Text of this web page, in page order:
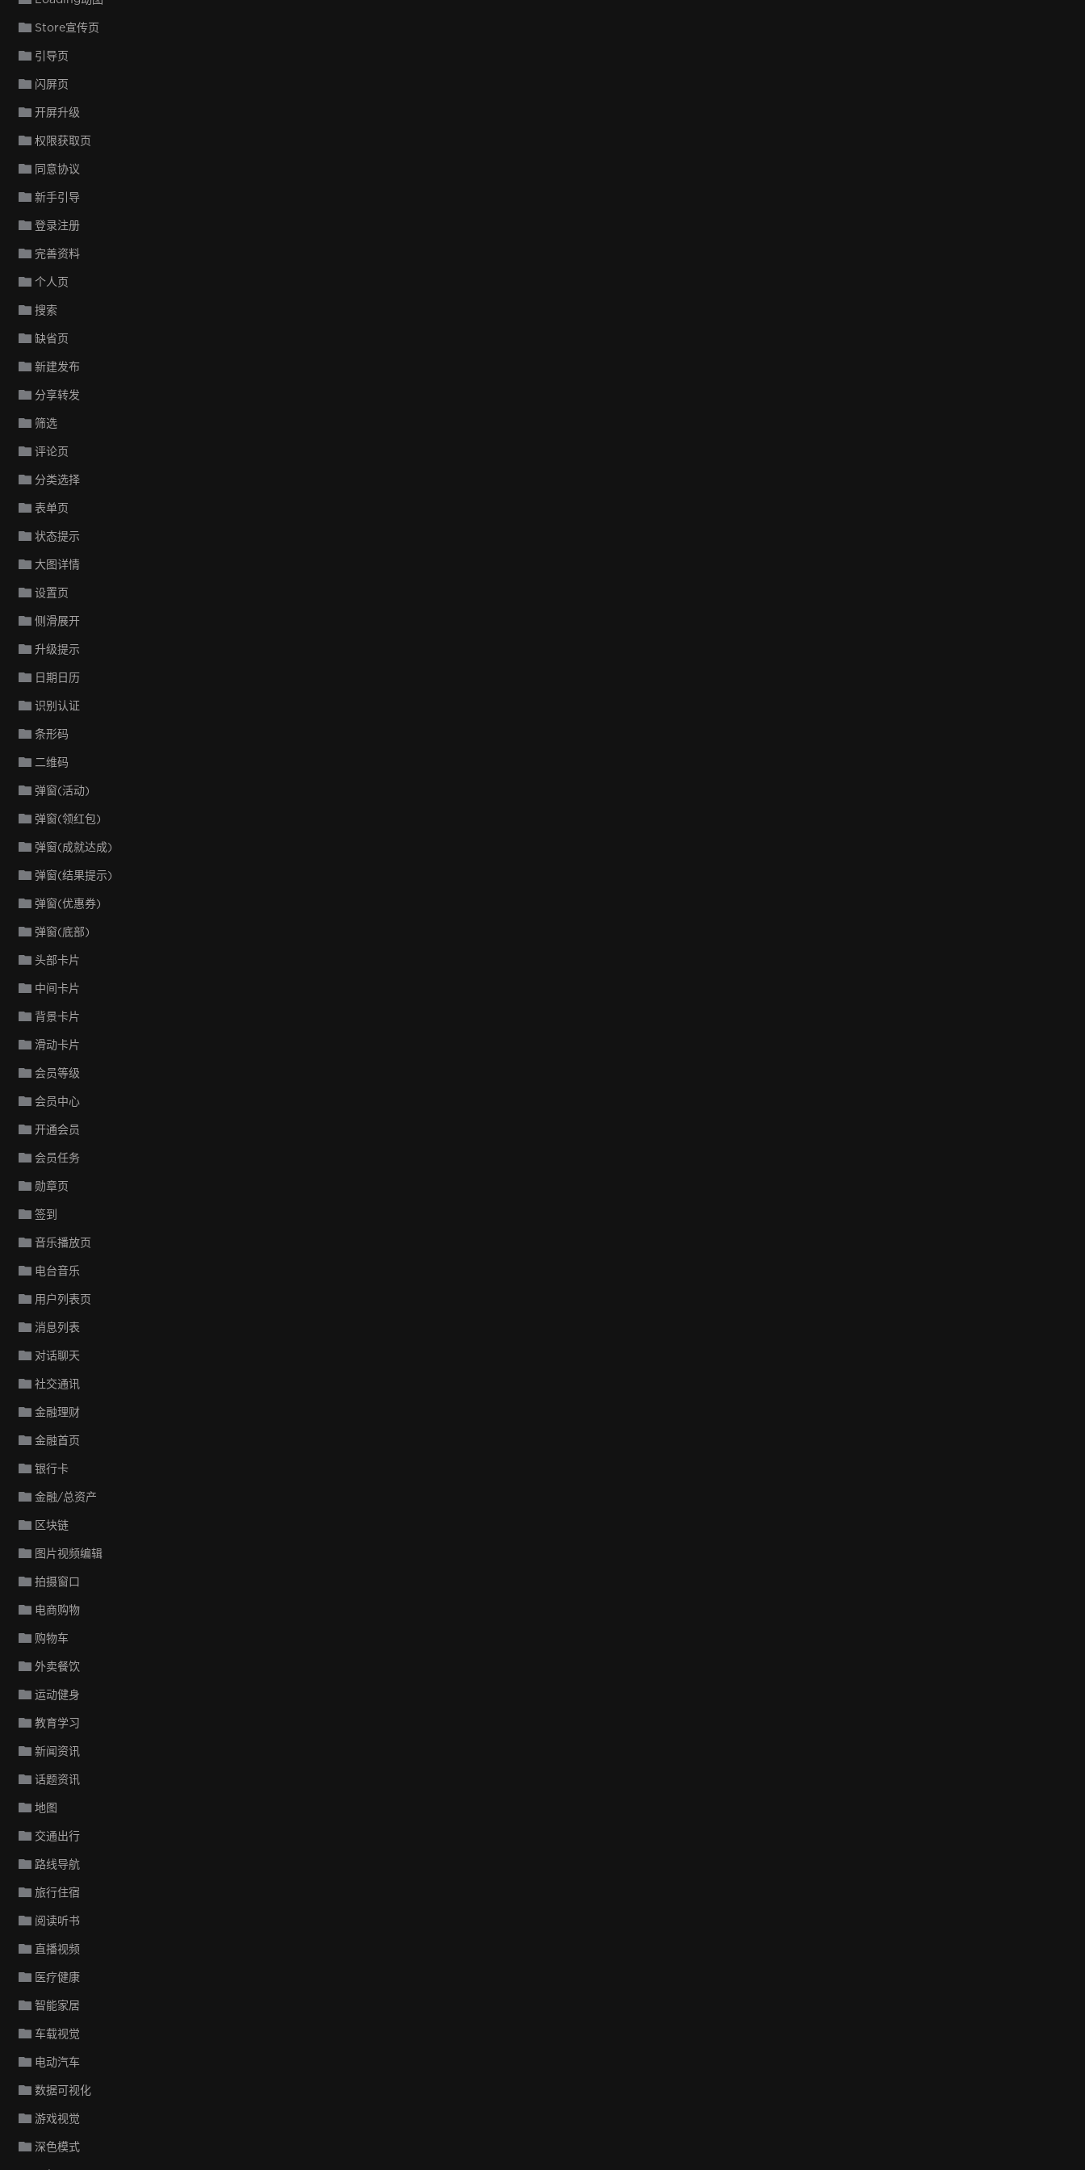
Store宣传页
引导页
闪屏页
开屏升级
权限获取页
同意协议
新手引导
登录注册
完善资料
个人页
搜索
缺省页
新建发布
分享转发
筛选
评论页
分类选择
表单页
状态提示
大图详情
设置页
侧滑展开
升级提示
日期日历
识别认证
条形码
二维码
弹窗(活动)
弹窗(领红包)
弹窗(成就达成)
弹窗(结果提示)
弹窗(优惠券)
弹窗(底部)
头部卡片
中间卡片
背景卡片
滑动卡片
会员等级
会员中心
开通会员
会员任务
勋章页
签到
音乐播放页
电台音乐
用户列表页
消息列表
对话聊天
社交通讯
金融理财
金融首页
银行卡
金融/总资产
区块链
图片视频编辑
拍摄窗口
电商购物
购物车
外卖餐饮
运动健身
教育学习
新闻资讯
话题资讯
地图
交通出行
路线导航
旅行住宿
阅读听书
直播视频
医疗健康
智能家居
车载视觉
电动汽车
数据可视化
游戏视觉
深色模式